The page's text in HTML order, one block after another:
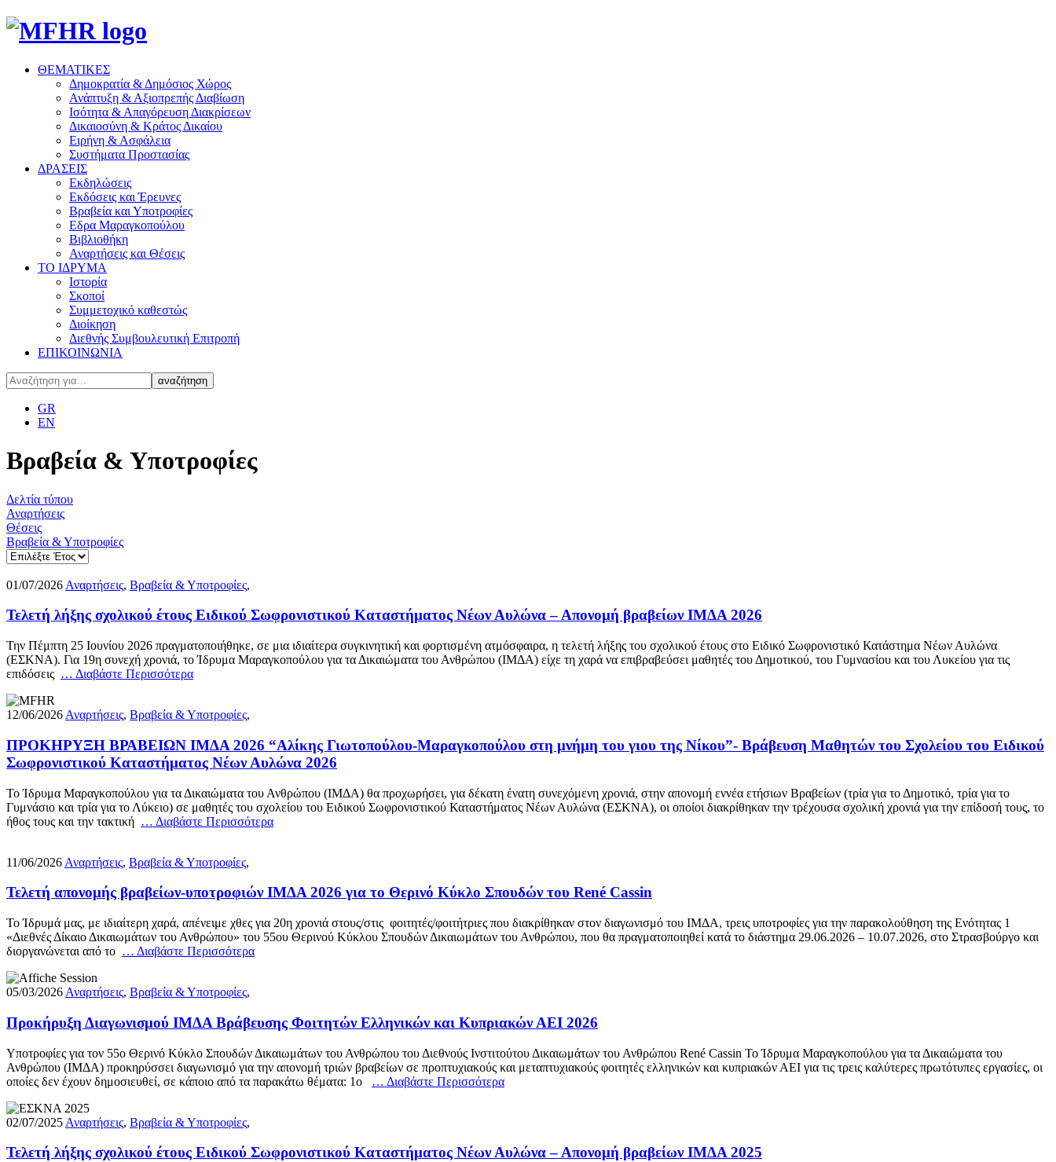
ΘΕΜΑΤΙΚΕΣ
Δημοκρατία & Δημόσιος Χώρος
Ανάπτυξη & Αξιοπρεπής Διαβίωση
Ισότητα & Απαγόρευση Διακρίσεων
Δικαιοσύνη & Κράτος Δικαίου
Ειρήνη & Ασφάλεια
Συστήματα Προστασίας
ΔΡΑΣΕΙΣ
Εκδηλώσεις
Εκδόσεις και Έρευνες
Βραβεία και Υποτροφίες
Εδρα Μαραγκοπούλου
Βιβλιοθήκη
Αναρτήσεις και Θέσεις
ΤΟ ΙΔΡΥΜΑ
Ιστορία
Σκοποί
Συμμετοχικό καθεστώς
Διοίκηση
Διεθνής Συμβουλευτική Επιτροπή
ΕΠΙΚΟΙΝΩΝΙΑ
GR
EN
Βραβεία & Υποτροφίες
Δελτία τύπου
Αναρτήσεις
Θέσεις
Βραβεία & Υποτροφίες
01/07/2026 Αναρτήσεις, Βραβεία & Υποτροφίες,
Τελετή λήξης σχολικού έτους Ειδικού Σωφρονιστικού Καταστήματος Νέων Αυλώνα – Απονομή βραβείων ΙΜΔΑ 2026
Την Πέμπτη 25 Ιουνίου 2026 πραγματοποιήθηκε, σε μια ιδιαίτερα συγκινητική και φορτισμένη ατμόσφαιρα, η τελετή λήξης του σχολικού έτους στο Ειδικό Σωφρονιστικό Κατάστημα Νέων Αυλώνα
(ΕΣΚΝΑ). Για 19η συνεχή χρονιά, το Ίδρυμα Μαραγκοπούλου για τα Δικαιώματα του Ανθρώπου (ΙΜΔΑ) είχε τη χαρά να επιβραβεύσει μαθητές του Δημοτικού, του Γυμνασίου και του Λυκείου για τις
επιδόσεις … Διαβάστε Περισσότερα
12/06/2026 Αναρτήσεις, Βραβεία & Υποτροφίες,
ΠΡΟΚΗΡΥΞΗ ΒΡΑΒΕΙΩΝ ΙΜΔΑ 2026 “Αλίκης Γιωτοπούλου-Μαραγκοπούλου στη μνήμη του γιου της Νίκου”- Βράβευση Μαθητών του Σχολείου του Ειδικού
Σωφρονιστικού Καταστήματος Νέων Αυλώνα 2026
Το Ίδρυμα Μαραγκοπούλου για τα Δικαιώματα του Ανθρώπου (ΙΜΔΑ) θα προχωρήσει, για δέκατη ένατη συνεχόμενη χρονιά, στην απονομή εννέα ετήσιων Βραβείων (τρία για το Δημοτικό, τρία για το
Γυμνάσιο και τρία για το Λύκειο) σε μαθητές του σχολείου του Ειδικού Σωφρονιστικού Καταστήματος Νέων Αυλώνα (ΕΣΚΝΑ), οι οποίοι διακρίθηκαν την τρέχουσα σχολική χρονιά για την επίδοσή τους, το
ήθος τους και την τακτική … Διαβάστε Περισσότερα
11/06/2026 Αναρτήσεις, Βραβεία & Υποτροφίες,
Τελετή απονομής βραβείων-υποτροφιών ΙΜΔΑ 2026 για το Θερινό Κύκλο Σπουδών του René Cassin
Το Ίδρυμά μας, με ιδιαίτερη χαρά, απένειμε χθες για 20η χρονιά στους/στις φοιτητές/φοιτήτριες που διακρίθηκαν στον διαγωνισμό του ΙΜΔΑ, τρεις υποτροφίες για την παρακολούθηση της Ενότητας 1
«Διεθνές Δίκαιο Δικαιωμάτων του Ανθρώπου» του 55ου Θερινού Κύκλου Σπουδών Δικαιωμάτων του Ανθρώπου, που θα πραγματοποιηθεί κατά το διάστημα 29.06.2026 – 10.07.2026, στο Στρασβούργο και
διοργανώνεται από το … Διαβάστε Περισσότερα
05/03/2026 Αναρτήσεις, Βραβεία & Υποτροφίες,
Προκήρυξη Διαγωνισμού ΙΜΔΑ Βράβευσης Φοιτητών Ελληνικών και Κυπριακών ΑΕΙ 2026
Υποτροφίες για τον 55ο Θερινό Κύκλο Σπουδών Δικαιωμάτων του Ανθρώπου του Διεθνούς Ινστιτούτου Δικαιωμάτων του Ανθρώπου René Cassin Το Ίδρυμα Μαραγκοπούλου για τα Δικαιώματα του
Ανθρώπου (ΙΜΔΑ) προκηρύσσει διαγωνισμό για την απονομή τριών βραβείων σε προπτυχιακούς και μεταπτυχιακούς φοιτητές ελληνικών και κυπριακών ΑΕΙ για τις τρεις καλύτερες πρωτότυπες εργασίες, οι
οποίες δεν έχουν δημοσιευθεί, σε κάποιο από τα παρακάτω θέματα: 1ο … Διαβάστε Περισσότερα
02/07/2025 Αναρτήσεις, Βραβεία & Υποτροφίες,
Τελετή λήξης σχολικού έτους Ειδικού Σωφρονιστικού Καταστήματος Νέων Αυλώνα – Απονομή βραβείων ΙΜΔΑ 2025